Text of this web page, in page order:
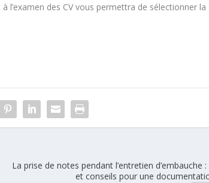
des CV vous permettra de sélectionner la
La prise de notes pendant l’entretien d’embauche
et conseils pour une